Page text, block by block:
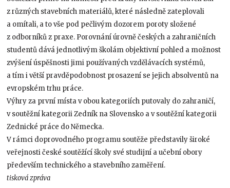
z různých stavebních materiálů, které následně zateplovali
a omítali, a to vše pod pečlivým dozorem poroty složené
z odborníků z praxe. Porovnání úrovně českých a zahraničních
studentů dává jednotlivým školám objektivní pohled a možnost
zvýšení úspěšnosti jimi používaných vzdělávacích systémů,
a tím i větší pravděpodobnost prosazení se jejich absolventů na
evropském trhu práce.
Výhry za první místa v obou kategoriích putovaly do zahraničí,
v soutěžní kategorii Zedník na Slovensko a v soutěžní kategorii
Zednické práce do Německa.
V rámci doprovodného programu soutěže představily široké
veřejnosti české soutěžící školy své studijní a učební obory
především technického a stavebního zaměření.
tisková zpráva